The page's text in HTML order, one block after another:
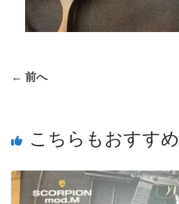
← 前へ
こちらもおすすめ